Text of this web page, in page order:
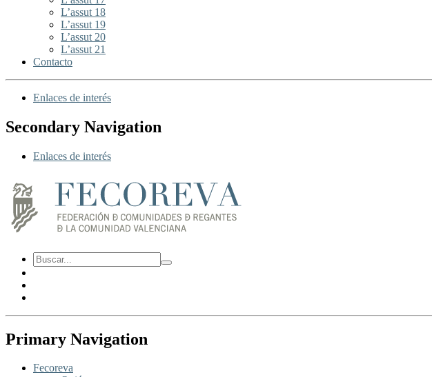
L’assut 18
L’assut 19
L’assut 20
L’assut 21
Contacto
Enlaces de interés
Secondary Navigation
Enlaces de interés
Primary Navigation
Fecoreva